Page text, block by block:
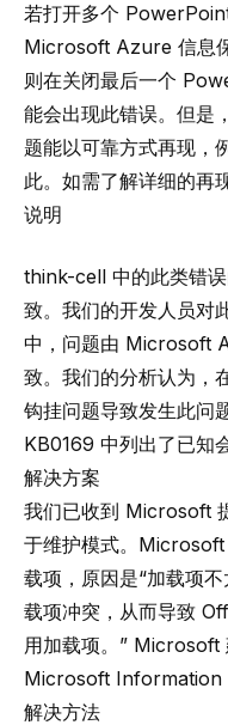
若打开多个
Microsoft Azure 信息
则在关闭最后一个
能会出现此错误。但是
题能以可靠方式再现，
此。如需了解详细的再
说明
think-cell 中的此类错
致。我们的开发人员对
中，问题由 Microsoft
致。我们的分析认为，
钩挂问题导致发生此问
KB0169 中列出了已知
解决方案
我们已收到 Microsoft
于维护模式。 Microsoft
载项 ，原因是“加载项
载项冲突，从而导致
用加载项。” Microsoft
Microsoft Information
解决方法